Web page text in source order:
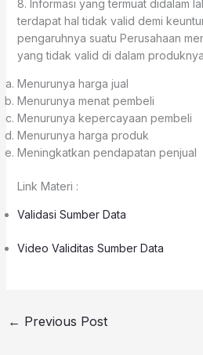
8. Informasi yang termuat didalam
terdapat hal tidak valid demi
pengaruhnya suatu Perusahaan
yang tidak valid di dalam
Menurunya harga jual
Menurunya menat pembeli
Menurunya kepercayaan pembeli
Menurunya harga produk
Meningkatkan pendapatan penjual
Link Materi :
Validasi Sumber Data
Video Validitas Sumber Data
← Previous Post